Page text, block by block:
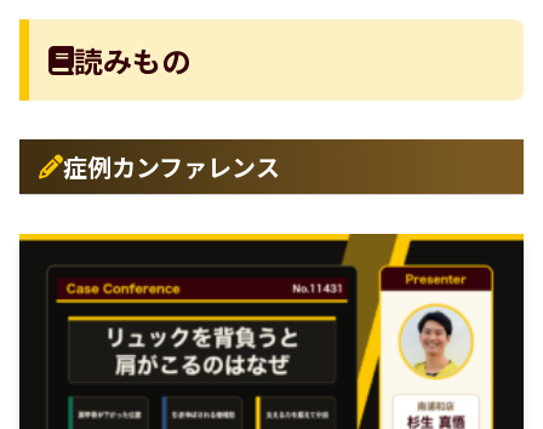
読みもの
症例カンファレンス